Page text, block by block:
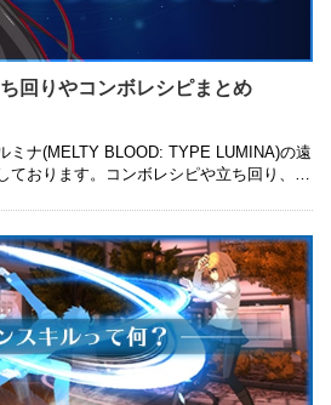
回りやコンボレシピまとめ
ミナ(MELTY BLOOD: TYPE LUMINA)の遠
ております。コンボレシピや立ち回り、コ